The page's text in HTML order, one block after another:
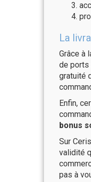
La
Grâce à
de ports
gratuité
Enfin,
bonus
Sur
validité
pas à